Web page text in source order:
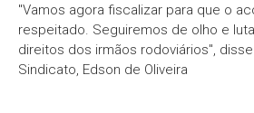
"Vamos agora fiscalizar para que o
respeitado. Seguiremos de olho e
direitos dos irmãos rodoviários",
Sindicato, Edson de Oliveira